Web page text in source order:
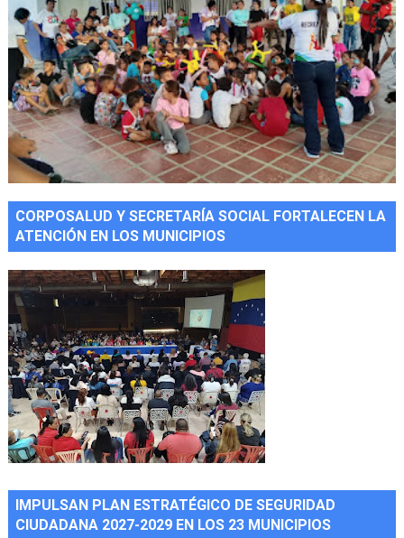
CORPOSALUD Y SECRETARÍA SOCIAL FORTALECEN LA
ATENCIÓN EN LOS MUNICIPIOS
IMPULSAN PLAN ESTRATÉGICO DE SEGURIDAD
CIUDADANA 2027-2029 EN LOS 23 MUNICIPIOS